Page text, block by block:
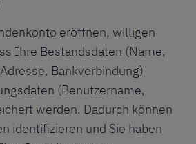
eröffnen, willigen
Ihre Bestandsdaten (Name,
Bankverbindung)
(Benutzername,
werden. Dadurch können
identifizieren und Sie haben